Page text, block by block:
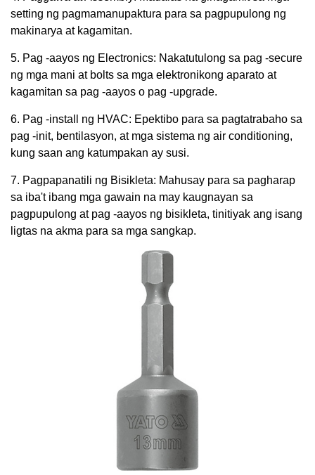
setting ng pagmamanupaktura para sa pagpupulong ng
makinarya at kagamitan.
5. Pag -aayos ng Electronics: Nakatutulong sa pag -secure
ng mga mani at bolts sa mga elektronikong aparato at
kagamitan sa pag -aayos o pag -upgrade.
6. Pag -install ng HVAC: Epektibo para sa pagtatrabaho sa
pag -init, bentilasyon, at mga sistema ng air conditioning,
kung saan ang katumpakan ay susi.
7. Pagpapanatili ng Bisikleta: Mahusay para sa pagharap
sa iba't ibang mga gawain na may kaugnayan sa
pagpupulong at pag -aayos ng bisikleta, tinitiyak ang isang
ligtas na akma para sa mga sangkap.